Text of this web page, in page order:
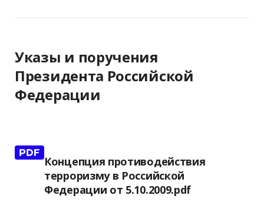
Указы и поручения
Президента Российской
Федерации
Концепция противодействия
терроризму в Российской
Федерации от 5.10.2009.pdf